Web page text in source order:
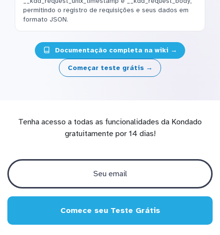
permitindo o registro de requisições e seus dados em
formato JSON.
Documentação completa na wiki →
Começar teste grátis →
Tenha acesso a todas as funcionalidades da Kondado
gratuitamente por 14 dias!
Comece seu Teste Grátis